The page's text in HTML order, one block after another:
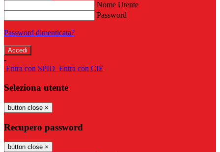
Nome Utente
Password
Password dimenticata?
-
Entra con SPID Entra con CIE
Seleziona utente
button close ×
Recupero password
button close ×